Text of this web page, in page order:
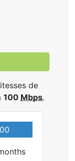
de
100 Mbps.